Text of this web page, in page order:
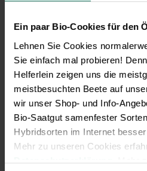
Ein paar Bio-Cookies für den
Lehnen Sie Cookies
Sie einfach mal probieren!
Helferlein zeigen uns die
meistbesuchten Beete auf
wir unser Shop- und Info-
Bio-Saatgut samenfester
Hybridsorten im Internet
Mehr zu unseren Cookies
Datenschutzerklärung. Mehr
Ihren
Hier